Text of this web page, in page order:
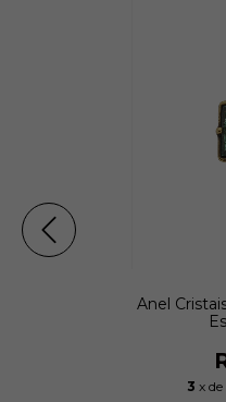
Anel
3 x de